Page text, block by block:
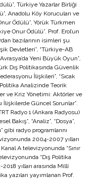
Türkiye Yazarlar Birliği
Anadolu Köy Korucuları ve
Ödülü”, Yörük Türkmen
Onur Ödülü”. Prof. Erol’un
bazılarının isimleri şu
Devletleri”, “Türkiye-AB
Yeni Büyük Oyun”,
Dış Politikasında Güvenlik
İlişkileri”, “Sıcak
Politika Analizinde Teorik
ve Kriz Yönetimi: Aktörler ve
İlişkilerde Güncel Sorunlar”.
Radyo 1 (Ankara Radyosu)
Bakış”, “Analiz”, “Dosya”,
gibi radyo programlarını
2004-2007 yılları
Kanal A televizyonunda “Sınır
“Dış Politika
yılları arasında Millî
yazıları yayımlanan Prof.